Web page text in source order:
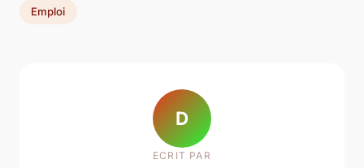
Emploi
D
ECRIT PAR